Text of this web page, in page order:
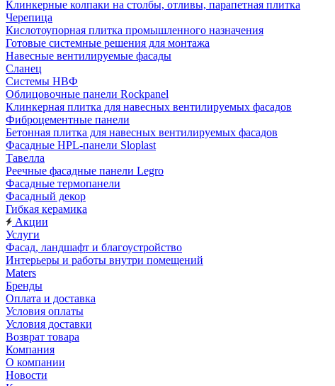
Клинкерные колпаки на столбы, отливы, парапетная плитка
Черепица
Кислотоупорная плитка промышленного назначения
Готовые системные решения для монтажа
Навесные вентилируемые фасады
Сланец
Системы НВФ
Облицовочные панели Rockpanel
Клинкерная плитка для навесных вентилируемых фасадов
Фиброцементные панели
Бетонная плитка для навесных вентилируемых фасадов
Фасадные HPL-панели Sloplast
Тавелла
Реечные фасадные панели Legro
Фасадные термопанели
Фасадный декор
Гибкая керамика
Акции
Услуги
Фасад, ландшафт и благоустройство
Интерьеры и работы внутри помещений
Maters
Бренды
Оплата и доставка
Условия оплаты
Условия доставки
Возврат товара
Компания
О компании
Новости